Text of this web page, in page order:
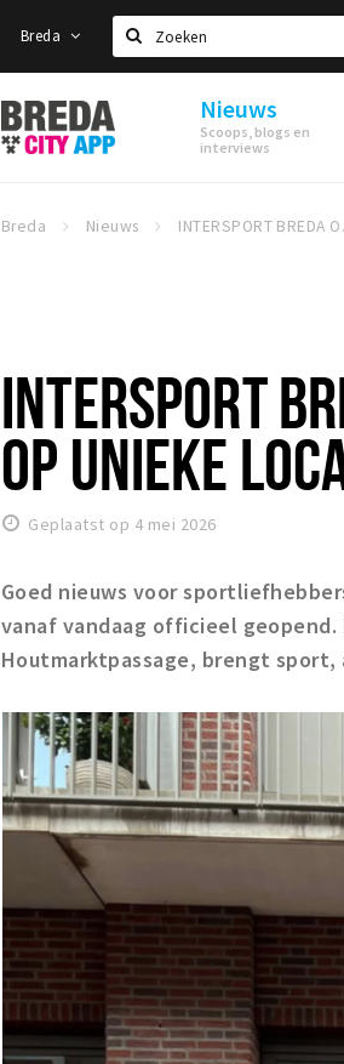
Breda
Zoeken
Stappen
&
Shoppen
Nieuws
Scoops, blogs en
interviews
Breda Nieuws
INTERSPORT
OP UNIEKE
Geplaatst op 4 mei 2026
Goed nieuws voor
vanaf vandaag officieel geopend.
Houtmarktpassage, brengt sport,